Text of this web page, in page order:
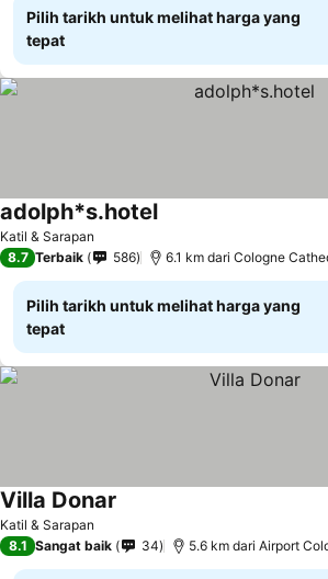
Pilih tarikh untuk melihat harga yang
tepat
Katil & Sarapan
adolph*s.hotel
8.7 Terbaik 586 6.1 km dari Cologne
Pilih tarikh untuk melihat harga yang
tepat
Katil & Sarapan
Villa Donar
8.1 Sangat baik 34 5.6 km dari Airport